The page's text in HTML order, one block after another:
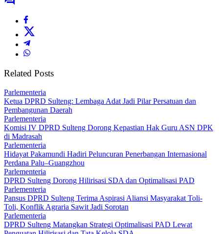
Related Posts
Parlementeria
Ketua DPRD Sulteng: Lembaga Adat Jadi Pilar Persatuan dan
Pembangunan Daerah
Parlementeria
Komisi IV DPRD Sulteng Dorong Kepastian Hak Guru ASN DPK
di Madrasah
Parlementeria
Hidayat Pakamundi Hadiri Peluncuran Penerbangan Internasional
Perdana Palu–Guangzhou
Parlementeria
DPRD Sulteng Dorong Hilirisasi SDA dan Optimalisasi PAD
Parlementeria
Pansus DPRD Sulteng Terima Aspirasi Aliansi Masyarakat Toli-
Toli, Konflik Agraria Sawit Jadi Sorotan
Parlementeria
DPRD Sulteng Matangkan Strategi Optimalisasi PAD Lewat